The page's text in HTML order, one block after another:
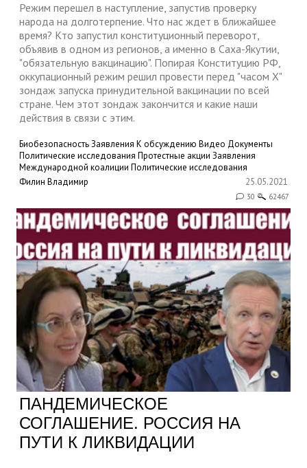
Режим перешел в наступление, запустив проверку
народа на долготерпение. Что нас ждет в ближайшее
время? Кто запустил конституционный переворот,
объявив в одном из регионов, а именно в Саха-Якутии,
"обязательную вакцинацию". Попирая Конституцию РФ,
оккупационный режим решил провести перед "часом Х"
зондаж запуска принудительной вакцинации по всей
стране. Чем этот зондаж закончится и какие наши
действия в связи с этим.
БиобезопасностьЗаявления К обсуждению Видео Документы
Политические исследования Протестные акции Заявления
Международной коалиции Политические исследования
Филин Владимир
25.05.2021
30 62467
ПАНДЕМИЧЕСКОЕ
СОГЛАШЕНИЕ. РОССИЯ НА
ПУТИ К ЛИКВИДАЦИИ